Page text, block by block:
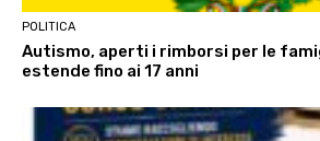
POLITICA
Autismo, aperti i rimborsi per le
estende fino ai 17 anni